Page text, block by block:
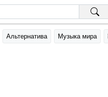
Альтернатива Музыка мира